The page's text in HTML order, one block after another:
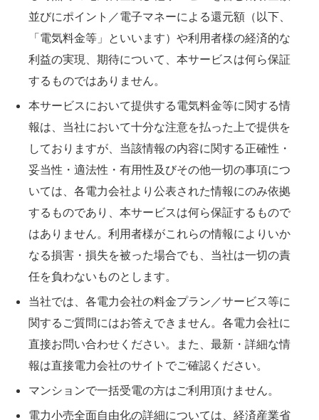
並びにポイント／電子マネーによる還元額（以下、
「電気料金等」といいます）や利用者様の経済的な
利益の実現、期待について、本サービスは何ら保証
するものではありません。
本サービスにおいて提供する電気料金等に関する情
報は、当社において十分な注意を払った上で提供を
しておりますが、当該情報の内容に関する正確性・
妥当性・適法性・有用性及びその他一切の事項につ
いては、各電力会社より公表された情報にのみ依拠
するものであり、本サービスは何ら保証するもので
はありません。利用者様がこれらの情報によりいか
なる損害・損失を被った場合でも、当社は一切の責
任を負わないものとします。
当社では、各電力会社の料金プラン／サービス等に
関するご質問にはお答えできません。各電力会社に
直接お問い合わせください。また、最新・詳細な情
報は直接電力会社のサイトでご確認ください。
マンションで一括受電の方はご利用頂けません。
電力小売全面自由化の詳細については、経済産業省